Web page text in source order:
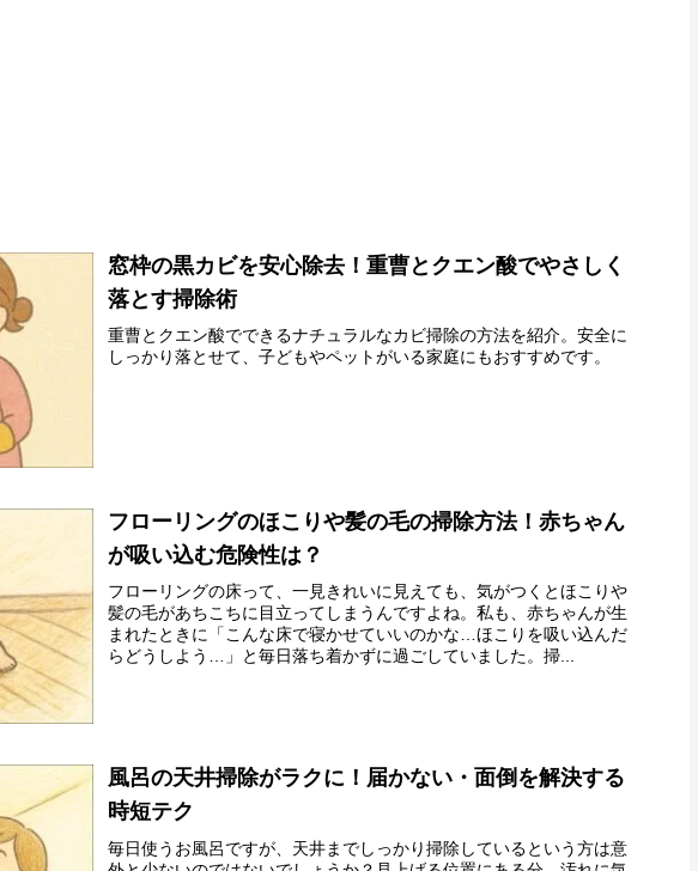
窓枠の黒カビを安心除去！重曹とクエン酸でやさしく
落とす掃除術
重曹とクエン酸でできるナチュラルなカビ掃除の方法を紹介。安全に
しっかり落とせて、子どもやペットがいる家庭にもおすすめです。
フローリングのほこりや髪の毛の掃除方法！赤ちゃん
が吸い込む危険性は？
フローリングの床って、一見きれいに見えても、気がつくとほこりや
髪の毛があちこちに目立ってしまうんですよね。私も、赤ちゃんが生
まれたときに「こんな床で寝かせていいのかな…ほこりを吸い込んだ
らどうしよう…」と毎日落ち着かずに過ごしていました。掃...
風呂の天井掃除がラクに！届かない・面倒を解決する
時短テク
毎日使うお風呂ですが、天井までしっかり掃除しているという方は意